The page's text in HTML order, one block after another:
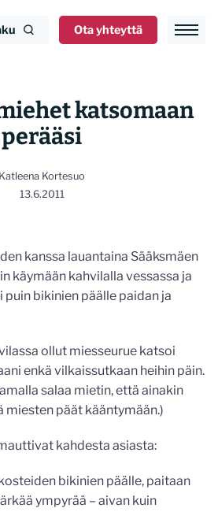
Ota yhteyttä
katsomaan
perääsi
Katleena Kortesuo
13.6.2011
kanssa lauantaina Sääksmäen
käymään kahvilalla vessassa ja
puin bikinien päälle paidan ja
ollut miesseurue katsoi
enkä vilkaissutkaan heihin päin.
salaa mietin, että ainakin
miesten päät kääntymään.)
kahdesta asiasta:
bikinien päälle, paitaan
ympyrää – aivan kuin